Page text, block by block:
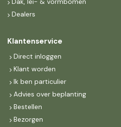
Dealers
Klantenservice
Direct inloggen
Klant worden
Ik ben particulier
Advies over beplanting
Bestellen
Bezorgen